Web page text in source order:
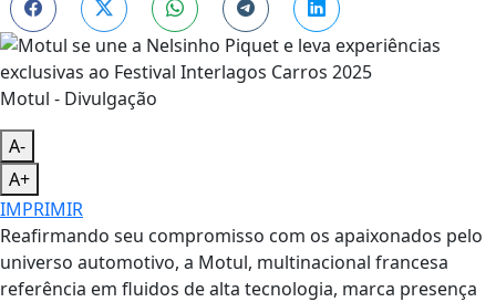
Motul - Divulgação
A-
A+
IMPRIMIR
Reafirmando seu compromisso com os apaixonados pelo
universo automotivo, a Motul, multinacional francesa
referência em fluidos de alta tecnologia, marca presença